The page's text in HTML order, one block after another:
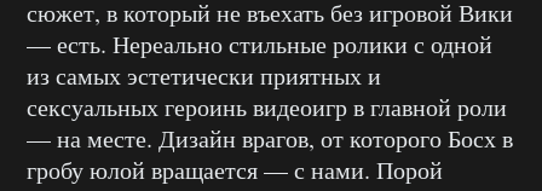
сюжет, в который не въехать без игровой Вики
— есть. Нереально стильные ролики с одной
из самых эстетически приятных и
сексуальных героинь видеоигр в главной роли
— на месте. Дизайн врагов, от которого Босх в
гробу юлой вращается — с нами. Порой